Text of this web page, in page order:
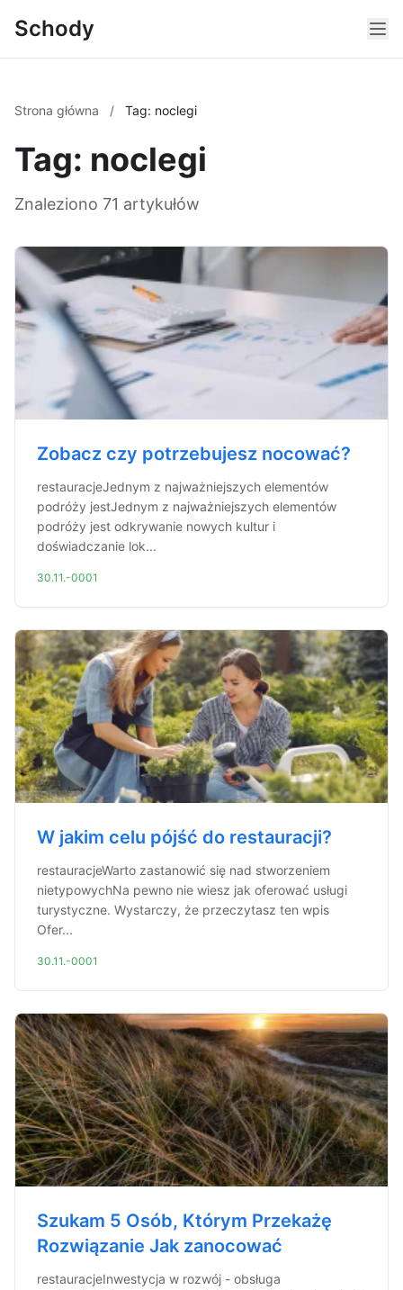
Schody
Strona główna / Tag: noclegi
Tag: noclegi
Znaleziono 71 artykułów
Zobacz czy potrzebujesz nocować?
restauracjeJednym z najważniejszych elementów
podróży jestJednym z najważniejszych elementów
podróży jest odkrywanie nowych kultur i
doświadczanie lok...
30.11.-0001
W jakim celu pójść do restauracji?
restauracjeWarto zastanowić się nad stworzeniem
nietypowychNa pewno nie wiesz jak oferować usługi
turystyczne. Wystarczy, że przeczytasz ten wpis
Ofer...
30.11.-0001
Szukam 5 Osób, Którym Przekażę
Rozwiązanie Jak zanocować
restauracjeInwestycja w rozwój - obsługa